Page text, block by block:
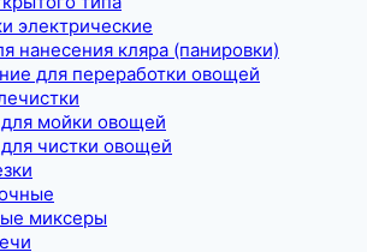
электрические
нанесения кляра (панировки)
для переработки овощей
мойки овощей
чистки овощей
миксеры